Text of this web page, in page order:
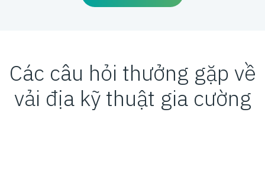
Các câu hỏi thưởng gặp về
vải địa kỹ thuật gia cường